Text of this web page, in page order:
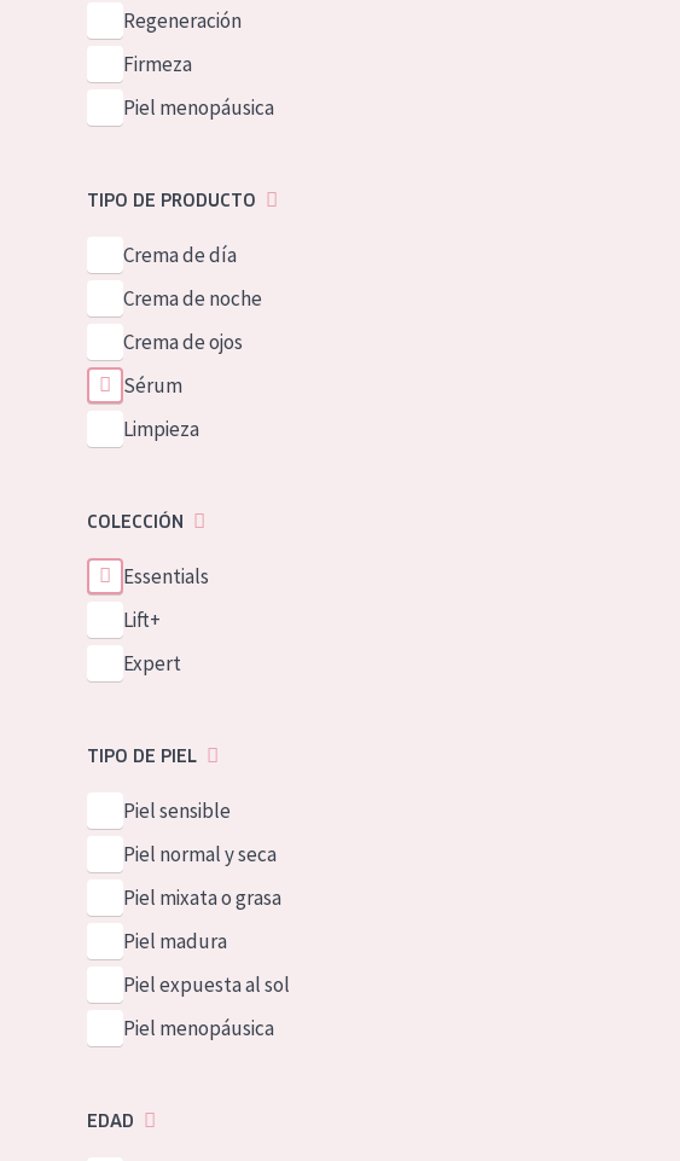
German
Spanish
Greek
Regeneración
Firmeza
Piel menopáusica
TIPO DE PRODUCTO
Crema de día
Crema de noche
Crema de ojos
Sérum
Limpieza
COLECCIÓN
Essentials
Lift+
Expert
TIPO DE PIEL
Piel sensible
Piel normal y seca
Piel mixata o grasa
Piel madura
Piel expuesta al sol
Piel menopáusica
EDAD